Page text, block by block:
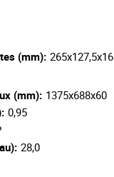
(mm): 265x127,5x16
(mm): 1375x688x60
0,95
28,0